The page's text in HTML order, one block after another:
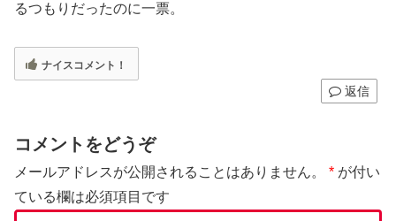
るつもりだったのに一票。
ナイスコメント！
返信
コメントをどうぞ
メールアドレスが公開されることはありません。 * が付い
ている欄は必須項目です